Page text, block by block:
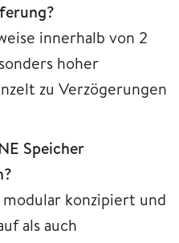
innerhalb von 2
hoher
zu Verzögerungen
Speicher
konzipiert und
als auch